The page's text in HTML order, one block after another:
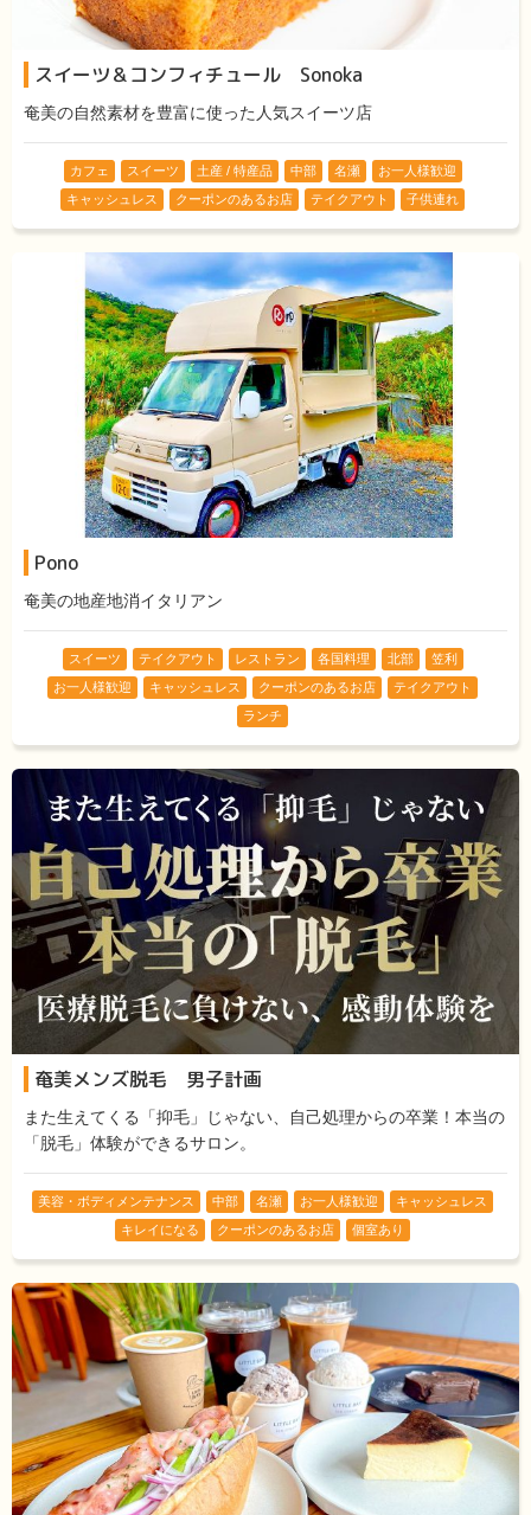
スイーツ＆コンフィチュール Sonoka
奄美の自然素材を豊富に使った人気スイーツ店
カフェ スイーツ 土産 / 特産品 中部 名瀬
お一人様歓迎
キャッシュレス
クーポンのあるお店 テイクアウト 子供連れ
Pono
奄美の地産地消イタリアン
スイーツ テイクアウト レストラン 各国料理 北部
笠利
お一人様歓迎
キャッシュレス クーポンのあるお店
テイクアウト
ランチ
奄美メンズ脱毛 男子計画
また生えてくる「抑毛」じゃない、自己処理からの卒業！本当の
「脱毛」体験ができるサロン。
美容・ボディメンテナンス 中部 名瀬 お一人様歓迎
キャッシュレス
キレイになる
クーポンのあるお店 個室あり